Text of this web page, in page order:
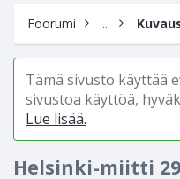
Foorumi ...
Tämä sivusto käyttää
sivustoa käyttöä,
Lue lisää.
Helsinki-miitti